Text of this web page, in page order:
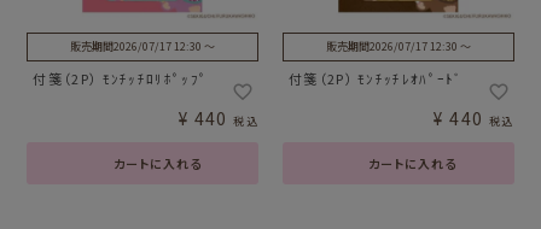
販売期間2026/07/17 12:30〜
付箋（2P） ﾓﾝﾁｯﾁﾛﾘﾎﾟｯﾌﾟ
カートに入れる
¥ 440 税込
販売期間2026/07/17 12:30 〜
付箋（2P） ﾓﾝﾁｯﾁﾚｵﾊﾟｰﾄﾞ
カートに入れる
¥ 440 税込